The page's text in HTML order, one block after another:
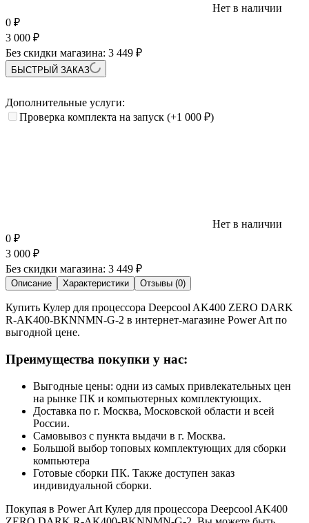
Нет в наличии
0 ₽
3 000 ₽
Без скидки магазина: 3 449 ₽
БЫСТРЫЙ ЗАКАЗ
Дополнительные услуги:
Проверка комплекта на запуск (+1 000 ₽)
Нет в наличии
0 ₽
3 000 ₽
Без скидки магазина: 3 449 ₽
Описание Характеристики Отзывы (0)
Купить Кулер для процессора Deepcool AK400 ZERO DARK
R-AK400-BKNNMN-G-2 в интернет-магазине Power Art по
выгодной цене.
Преимущества покупки у нас:
Выгодные цены: одни из самых привлекательных цен
на рынке ПК и компьютерных комплектующих.
Доставка по г. Москва, Московской области и всей
России.
Самовывоз с пункта выдачи в г. Москва.
Большой выбор топовых комплектующих для сборки
компьютера
Готовые сборки ПК. Также доступен заказ
индивидуальной сборки.
Покупая в Power Art Кулер для процессора Deepcool AK400